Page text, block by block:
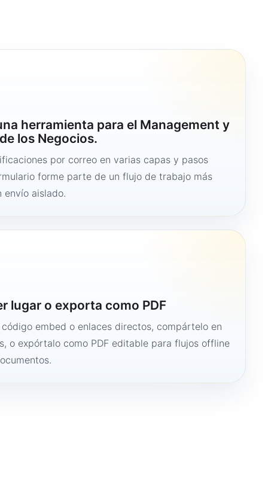
herramienta para el Management y
los Negocios.
por correo en varias capas y pasos
forme parte de un flujo de trabajo más
envío aislado.
lugar o exporta como PDF
embed o enlaces directos, compártelo en
o expórtalo como PDF editable para flujos offline